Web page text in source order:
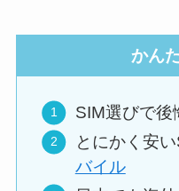
かん
SIM選びで
とにかく安
バイル